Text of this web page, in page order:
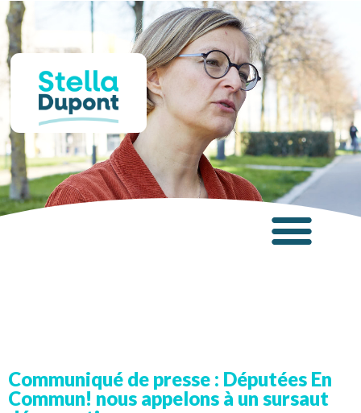
Panneau de gestion des cookies
Communiqué de presse : Députées En
Commun! nous appelons à un sursaut